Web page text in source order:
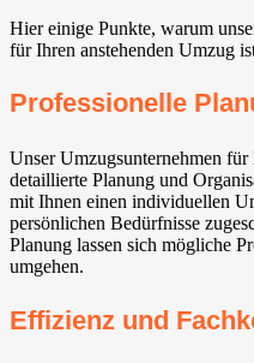
Hier einige Punkte, warum
für Ihren anstehenden Umzug
Professionelle
Unser Umzugsunternehmen
detaillierte Planung und
mit Ihnen einen individuellen
persönlichen Bedürfnisse
Planung lassen sich mögliche
umgehen.
Effizienz und